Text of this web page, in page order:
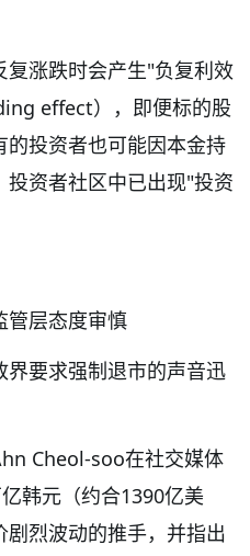
涨跌时会产生"负复利效
effect），即便标的股
投资者也可能因本金持
资者社区中已出现"投资
管层态度审慎
界要求强制退市的声音迅
Cheol-soo在社交媒体
韩元（约合1390亿美
烈波动的推手，并指出